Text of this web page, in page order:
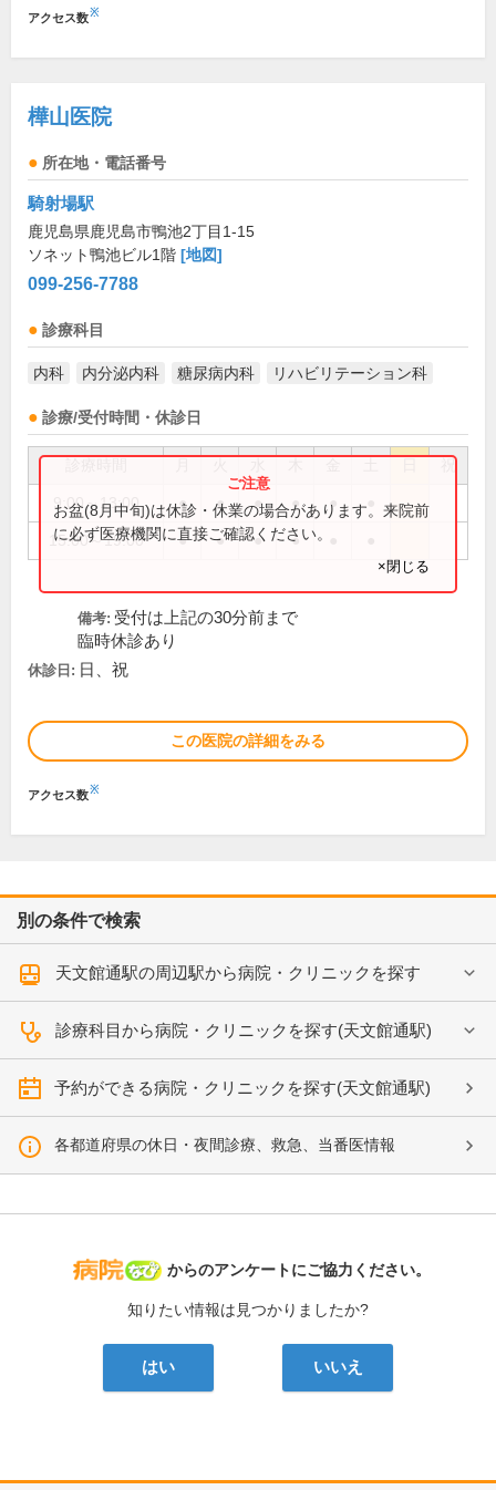
アクセス数※
樺山医院
所在地・電話番号
騎射場駅
鹿児島県鹿児島市鴨池2丁目1-15
ソネット鴨池ビル1階 [地図]
099-256-7788
診療科目
内科 内分泌内科 糖尿病内科 リハビリテーション科
診療/受付時間・休診日
祝
9:00～13:00 ● ● ● ● ●
15:00～19:00 ● ● ● ●
お盆(8月中旬)は休診・休業の場合があります。来院前
に必ず医療機関に直接ご確認ください。
×閉じる
備考: 受付は上記の30分前まで
臨時休診あり
休診日: 日、祝
この医院の詳細をみる
アクセス数※
別の条件で検索
天文館通駅の周辺駅から病院・クリニックを探す
診療科目から病院・クリニックを探す(天文館通駅)
予約ができる病院・クリニックを探す(天文館通駅)
各都道府県の休日・夜間診療、救急、当番医情報
病院なび
からのアンケートにご協力ください。
知りたい情報は見つかりましたか?
はい いいえ